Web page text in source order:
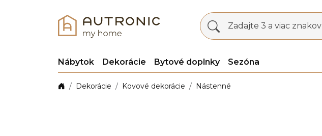
Zadajte 3 a viac znakov
Nábytok Dekorácie Bytové doplnky Sezóna
Dekorácie Kovové dekorácie Nástenné